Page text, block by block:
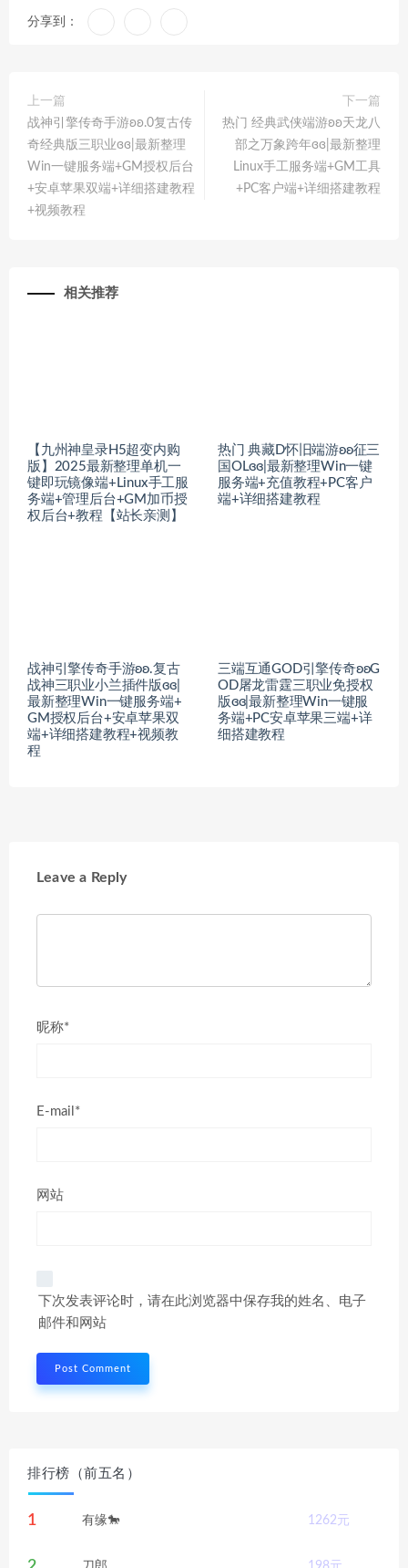
分享到：
上一篇
战神引擎传奇手游ʚʚ.0复古传
奇经典版三职业ɞɞ|最新整理
Win一键服务端+GM授权后台
+安卓苹果双端+详细搭建教程
+视频教程
下一篇
热门 经典武侠端游ʚʚ天龙八
部之万象跨年ɞɞ|最新整理
Linux手工服务端+GM工具
+PC客户端+详细搭建教程
相关推荐
【九州神皇录H5超变内购
版】2025最新整理单机一
键即玩镜像端+Linux手工服
务端+管理后台+GM加币授
权后台+教程【站长亲测】
热门 典藏D怀旧端游ʚʚ征三
国OLɞɞ|最新整理Win一键
服务端+充值教程+PC客户
端+详细搭建教程
战神引擎传奇手游ʚʚ.复古
战神三职业小兰插件版ɞɞ|
最新整理Win一键服务端+
GM授权后台+安卓苹果双
端+详细搭建教程+视频教
程
三端互通GOD引擎传奇ʚʚG
OD屠龙雷霆三职业免授权
版ɞɞ|最新整理Win一键服
务端+PC安卓苹果三端+详
细搭建教程
Leave a Reply
昵称*
E-mail*
网站
下次发表评论时，请在此浏览器中保存我的姓名、电子
邮件和网站
排行榜（前五名）
1 有缘🐎 1262元